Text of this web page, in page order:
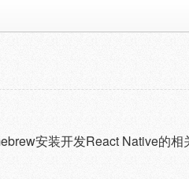
安装开发React Native的